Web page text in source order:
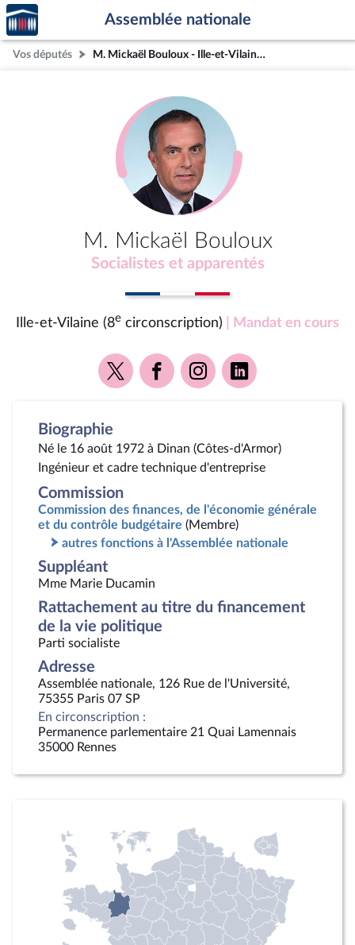
Aller au contenu
Aller en bas de la page
Accèder
à la
page
d'accueil
Assemblée nationale
Vos députés M. Mickaël Bouloux - Ille-et-Vilaine (8e circonscription)
M. Mickaël Bouloux
Socialistes et apparentés
Ille-et-Vilaine (8e circonscription) | Mandat en cours
Voir
la
Voir
la
Voir
la
Voir
la
Biographie
Né le 16 août 1972 à Dinan (Côtes-d'Armor)
Ingénieur et cadre technique d'entreprise
Commission
Commission des finances, de l'économie générale
et du contrôle budgétaire (Membre)
autres fonctions à l'Assemblée nationale
Suppléant
Mme Marie Ducamin
Rattachement au titre du financement
de la vie politique
Parti socialiste
Adresse
Assemblée nationale, 126 Rue de l'Université,
75355 Paris 07 SP
En circonscription :
Permanence parlementaire 21 Quai Lamennais
35000 Rennes